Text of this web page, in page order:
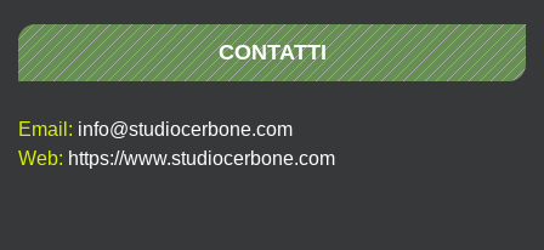
CONTATTI
Email: info@studiocerbone.com
Web: https://www.studiocerbone.com